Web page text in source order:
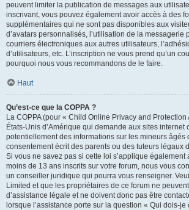
peuvent limiter la publication de messages aux
inscrivant, vous pouvez également avoir accès à des
supplémentaires qui ne sont pas disponibles aux
d’avatars personnalisés, l’utilisation de la messagerie
courriers électroniques aux autres utilisateurs,
d’utilisateurs, etc. L’inscription ne vous prend qu’un
pourquoi nous vous recommandons de le faire.
Haut
Qu’est-ce que la COPPA ?
La COPPA (pour « Child Online Privacy and
États-Unis d’Amérique qui demande aux sites internet
potentiellement des informations sur les mineurs âgés
consentement écrit des parents ou des tuteurs légaux
Si vous ne savez pas si cette loi s’applique également
moins de 13 ans inscrits sur votre forum, nous vous
un conseiller juridique qui pourra vous renseigner.
Limited et que les propriétaires de ce forum ne
d’assistance légale et ne doivent donc pas être
lorsque l’assistance porte sur la question « Qui dois-